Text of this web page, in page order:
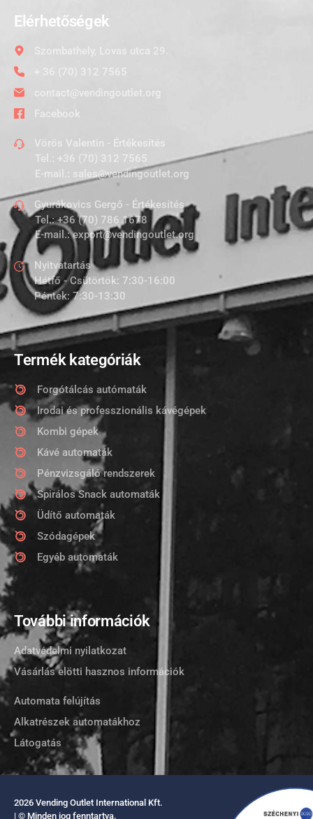
Elérhetőségek
Szombathely, Lovas utca 29.
+ 36 (70) 312 7565
contact@vendingoutlet.org
Facebook
Vörös Valentin - Értékesítés
Tel.: +36 (70) 312 7565
E-mail.: sales@vendingoutlet.org
Gyurákovics Gergő - Értékesítés
Tel.:+36 (70) 786 1678
E-mail.:export@vendingoutlet.org
Nyitvatartás
Hétfő - Csütörtök: 7:30-16:00
Péntek: 7:30-13:30
Termék kategóriák
Forgótálcás autómaták
Irodai és professzionális kávégépek
Kombi gépek
Kávé automaták
Pénzvizsgáló rendszerek
Spirálos Snack automaták
Üdítő automaták
Szódagépek
Egyéb automaták
További információk
Adatvédelmi nyilatkozat
Vásárlás elötti hasznos információk
Automata felújítás
Alkatrészek automatákhoz
Látogatás
2026 Vending Outlet International Kft.
| © Minden jog fenntartva.